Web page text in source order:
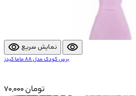
visibility نمایش سریع visibility
برس کودک مدل 88 ماما کیدز
70,000 تومان